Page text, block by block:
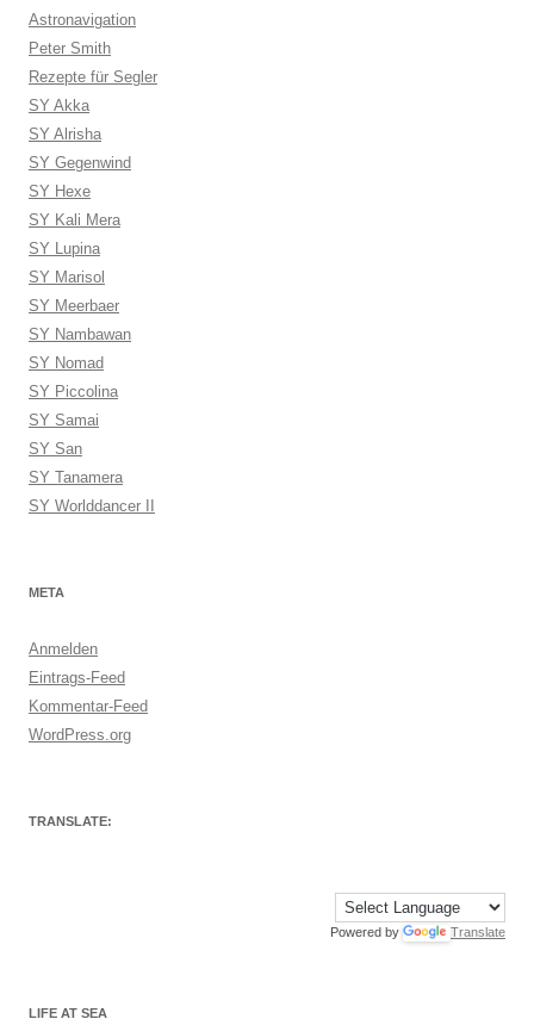
Astronavigation
Peter Smith
Rezepte für Segler
SY Akka
SY Alrisha
SY Gegenwind
SY Hexe
SY Kali Mera
SY Lupina
SY Marisol
SY Meerbaer
SY Nambawan
SY Nomad
SY Piccolina
SY Samai
SY San
SY Tanamera
SY Worlddancer II
META
Anmelden
Eintrags-Feed
Kommentar-Feed
WordPress.org
TRANSLATE:
Powered by Translate
LIFE AT SEA